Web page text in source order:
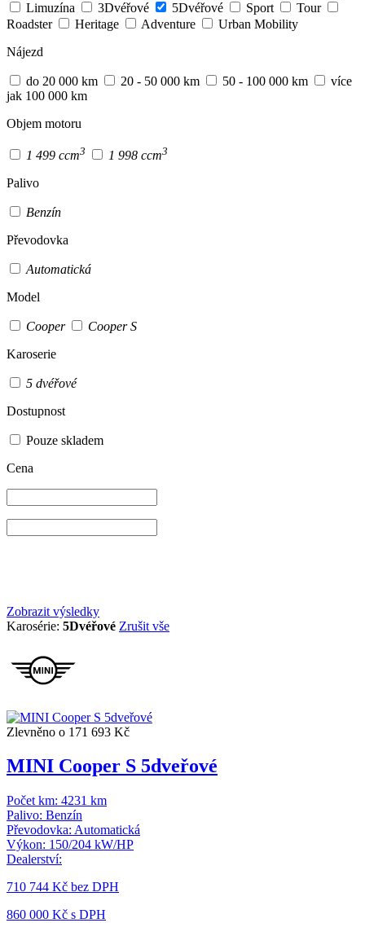
Limuzína
3Dvéřové 5Dvéřové Sport
Tour
Roadster
Heritage Adventure
Urban Mobility
Nájezd
do 20 000 km 20 - 50 000 km 50 - 100 000 km
více
jak 100 000 km
Objem motoru
1 499 ccm3 1 998 ccm3
Palivo
Benzín
Převodovka
Automatická
Model
Cooper
Cooper S
Karoserie
5 dvéřové
Dostupnost
Pouze skladem
Cena
Zobrazit výsledky
Karosérie: 5Dvéřové Zrušit vše
Zlevněno o 171 693 Kč
MINI Cooper S 5dveřové
Počet km: 4231 km
Palivo: Benzín
Převodovka: Automatická
Výkon: 150/204 kW/HP
Dealerství:
710 744 Kč bez DPH
860 000 Kč s DPH